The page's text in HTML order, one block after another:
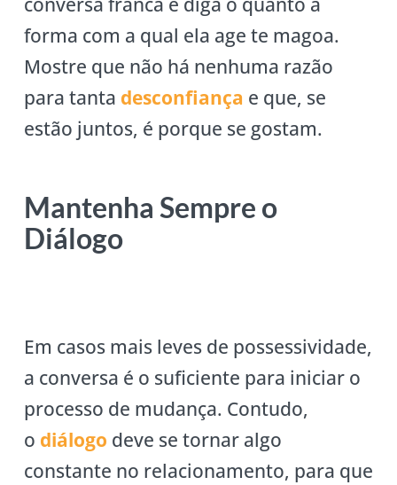
forma com a qual ela age te magoa.
Mostre que não há nenhuma razão
para tanta desconfiança e que, se
estão juntos, é porque se gostam.
Mantenha Sempre o
Diálogo
Em casos mais leves de possessividade,
a conversa é o suficiente para iniciar o
processo de mudança. Contudo,
o diálogo deve se tornar algo
constante no relacionamento, para que